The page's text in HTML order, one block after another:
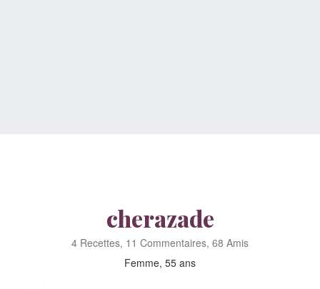
cherazade
4 Recettes, 11 Commentaires, 68 Amis
Femme, 55 ans